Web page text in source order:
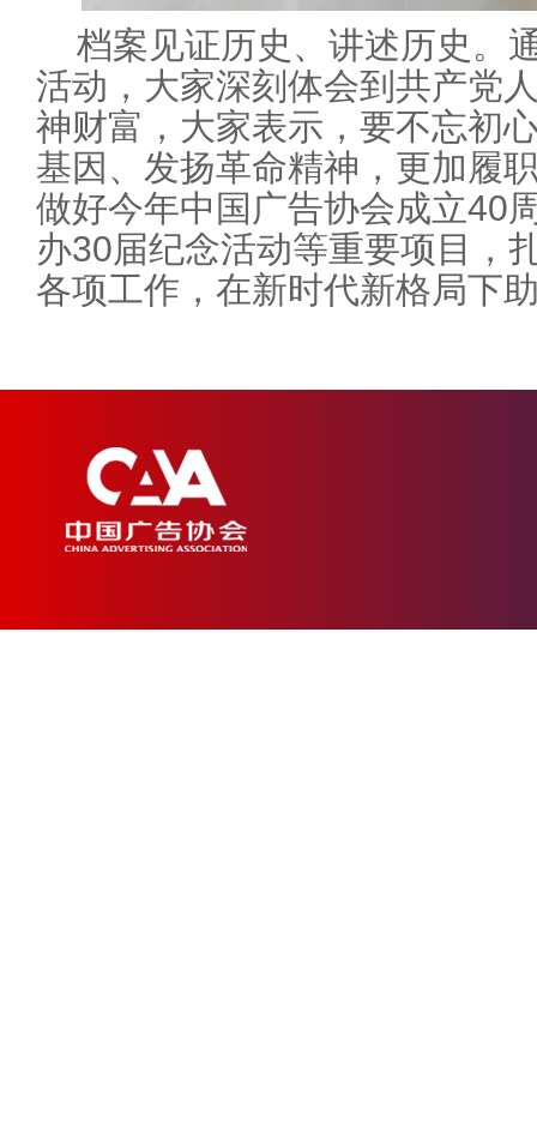
档案见证历史、讲述历史。
活动，大家深刻体会到共产党
神财富，大家表示，要不忘初
基因、发扬革命精神，更加履
做好今年中国广告协会成立40
办30届纪念活动等重要项目，
各项工作，在新时代新格局下